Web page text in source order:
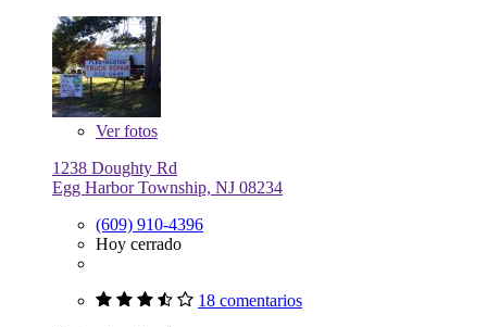
Verfotos
1238 Doughty Rd
Egg Harbor Township, NJ 08234
(609) 910-4396
Hoy cerrado
18 comentarios